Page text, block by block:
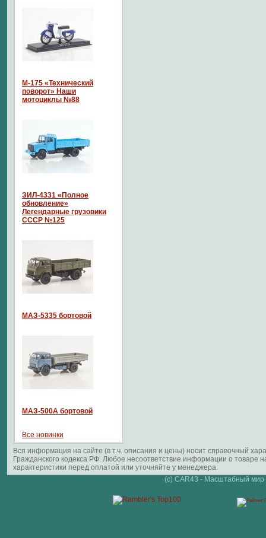
М-175 «Технический
поворот» Наши
мотоциклы №88
ЗИЛ-4331 «Полное
обновление»
Легендарные грузовики
СССР №125
МАЗ-5335 бортовой
МАЗ-500А бортовой
Все новинки
Вся информация на сайте (в т.ч. описания и цены) носит справочный
Гражданского кодекса РФ. Любое несоответствие информации о
характеристики перед оплатой или уточняйте у менеджера.
(c) CAR43 - Масштабный мир